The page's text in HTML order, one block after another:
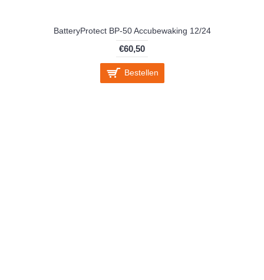
BatteryProtect BP-50 Accubewaking 12/24
€60,50
Bestellen